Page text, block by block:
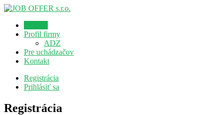
Profil firmy
ADZ
Pre uchádzačov
Kontakt
Registrácia
Prihlásiť sa
Registrácia